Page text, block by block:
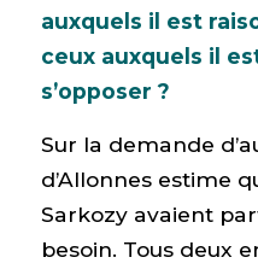
auxquels il est
ceux auxquels il
s’opposer ?
Sur la demande
d’Allonnes estime
Sarkozy avaient
besoin. Tous deux